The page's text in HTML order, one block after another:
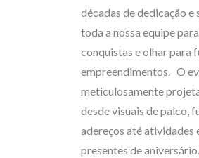
décadas de dedicação e
toda a nossa equipe
conquistas e olhar para
empreendimentos. O
meticulosamente
desde visuais de palco,
adereços até atividades
presentes de